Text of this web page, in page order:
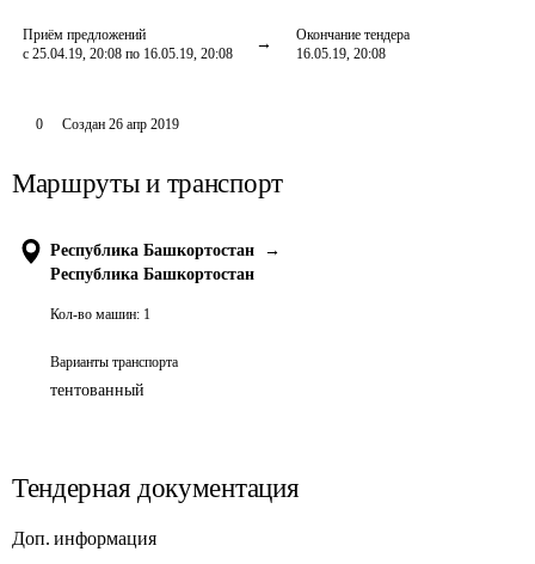
Приём предложений
с 25.04.19, 20:08 по 16.05.19, 20:08
Окончание тендера
16.05.19, 20:08
0 Создан 26 апр 2019
Маршруты и транспорт
Республика Башкортостан
→
Республика Башкортостан
Кол-во машин: 1
Варианты транспорта
тентованный
Тендерная документация
Доп. информация